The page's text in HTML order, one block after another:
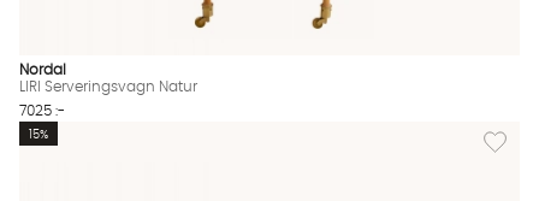
Nordal
LIRI Serveringsvagn Natur
7025 :-
Lägg
15%